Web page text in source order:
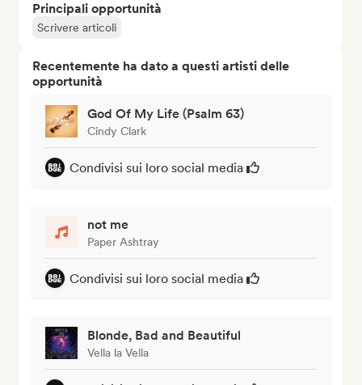
Principali opportunità
Scrivere articoli
Recentemente ha dato a questi artisti delle
opportunità
God Of My Life (Psalm 63)
Cindy Clark
Condivisi sui loro social media
not me
Paper Ashtray
Condivisi sui loro social media
Blonde, Bad and Beautiful
Vella la Vella